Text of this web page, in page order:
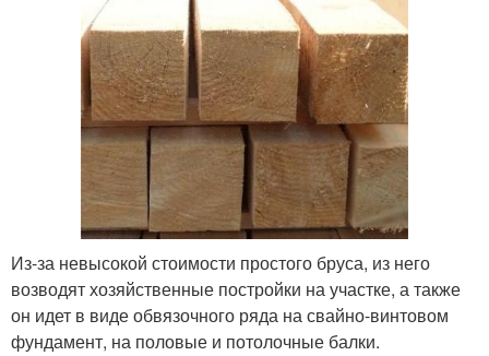
Из-за невысокой стоимости простого бруса, из него
возводят хозяйственные постройки на участке, а также
он идет в виде обвязочного ряда на свайно-винтовом
фундамент, на половые и потолочные балки.